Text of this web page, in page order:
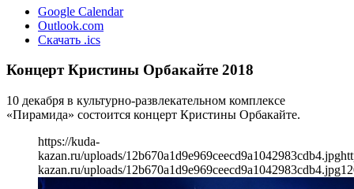
Google Calendar
Outlook.com
Скачать .ics
Концерт Кристины Орбакайте 2018
10 декабря в культурно-развлекательном комплексе
«Пирамида» состоится концерт Кристины Орбакайте.
https://kuda-
kazan.ru/uploads/12b670a1d9e969ceecd9a1042983cdb4.jpg
kazan.ru/uploads/12b670a1d9e969ceecd9a1042983cdb4.jpg